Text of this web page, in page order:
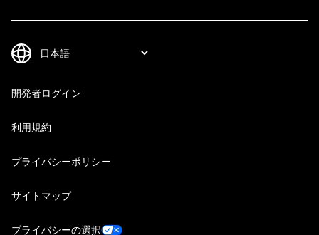
開発者ログイン
利用規約
プライバシーポリシー
サイトマップ
プライバシーの選択